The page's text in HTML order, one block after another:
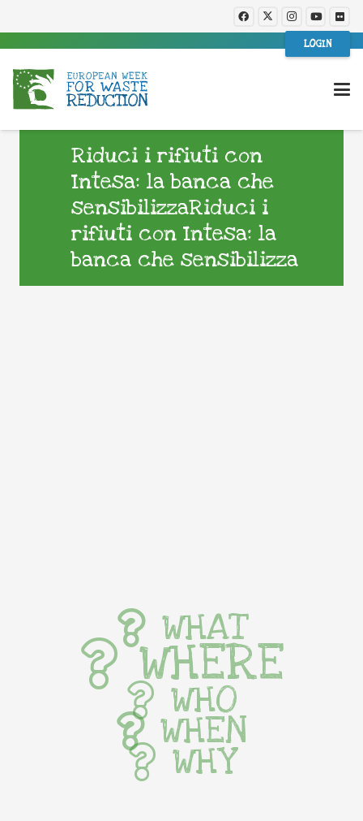
LOGIN
Riduci i rifiuti con
Intesa: la banca che
sensibilizzaRiduci i
rifiuti con Intesa: la
banca che sensibilizza
WHAT
WHERE
WHO
WHEN
WHY